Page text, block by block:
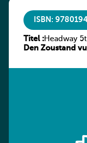
ISBN:
Titel :Headway
Workbook
Den Zoustand